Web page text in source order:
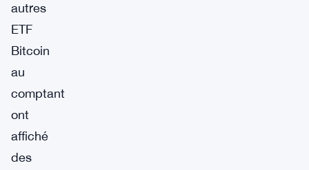
autres
ETF
Bitcoin
au
comptant
ont
affiché
des